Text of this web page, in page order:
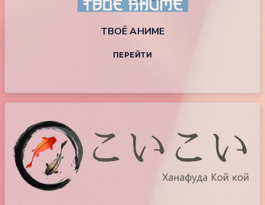
ТВОЁ АНИМЕ
ПЕРЕЙТИ